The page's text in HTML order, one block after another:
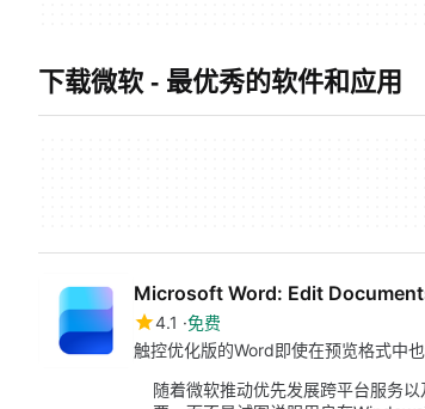
下载微软 - 最优秀的软件和应用
Microsoft Word: Edit
4.1 免费
触控优化版的Word即使在预览格式中
随着微软推动优先发展跨平台服务